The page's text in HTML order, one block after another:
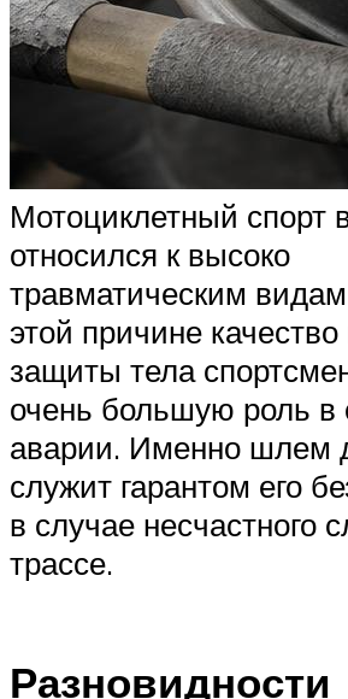
Мотоциклетный спорт
относился к высоко
травматическим
этой причине
защиты тела
очень большую роль в
аварии. Именно шлем
служит гарантом его
в случае несчастного
трассе.
Разновидности